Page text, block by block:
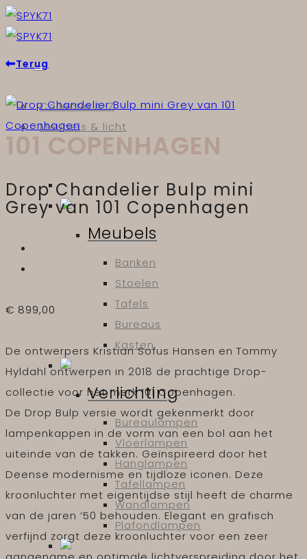
Skip
to
Collectie A-Z
Meubels & licht
Meubels
Banken
Stoelen
Tafels
Bureaus
Kasten
Verlichting
Bureaulampen
Vloerlampen
Hanglampen
Tafellampen
Wandlampen
Plafondlampen
Terug
Drop Chandelier Bulp mini
Grey van 101 Copenhagen
€ 899,00
101 COPENHAGEN
De ontwerpers Kristian Sofus Hansen en Tommy
Hyldahl ontwerpen in 2018 de prachtige Drop-
collectie voor het merk 101 Copenhagen.
De Drop Bulp versie wordt gekenmerkt door
lampenkappen in de vorm van een bol aan het
uiteinde van de takken. Geïnspireerd door het
Deense modernisme en tijdloze iconen. Deze
kroonluchter met eigentijdse stijl heeft de charme
van de jaren ‘50 behouden. Elegant en grafisch
verfijnd zorgt deze kroonluchter voor een zeer